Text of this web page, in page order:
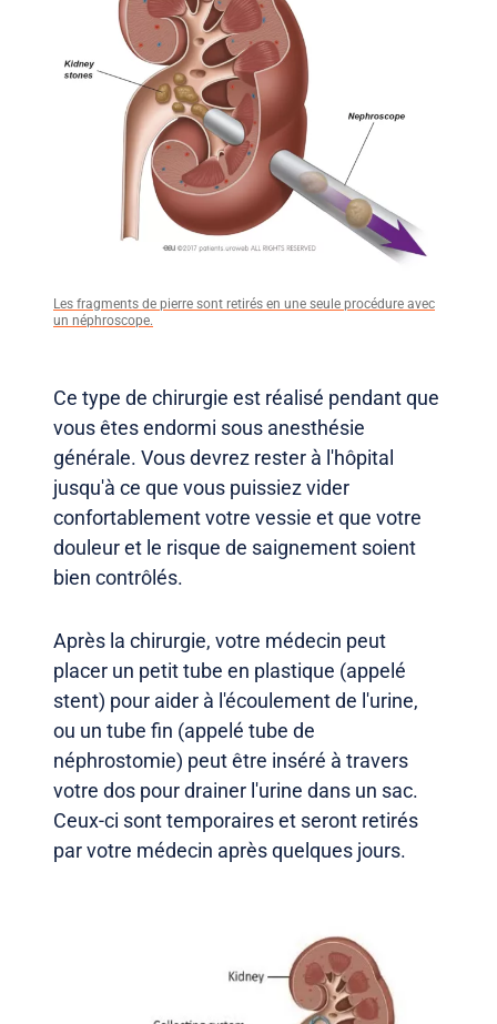
Les fragments de pierre sont retirés en une seule procédure avec
un néphroscope.
Ce type de chirurgie est réalisé pendant que
vous êtes endormi sous anesthésie
générale. Vous devrez rester à l'hôpital
jusqu'à ce que vous puissiez vider
confortablement votre vessie et que votre
douleur et le risque de saignement soient
bien contrôlés.
Après la chirurgie, votre médecin peut
placer un petit tube en plastique (appelé
stent) pour aider à l'écoulement de l'urine,
ou un tube fin (appelé tube de
néphrostomie) peut être inséré à travers
votre dos pour drainer l'urine dans un sac.
Ceux-ci sont temporaires et seront retirés
par votre médecin après quelques jours.